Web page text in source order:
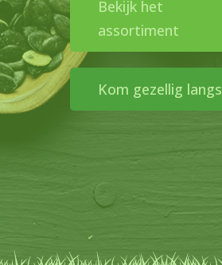
Bekijk het
assortiment
Kom gezellig langs